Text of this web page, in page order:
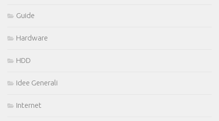
Guide
Hardware
HDD
Idee Generali
Internet